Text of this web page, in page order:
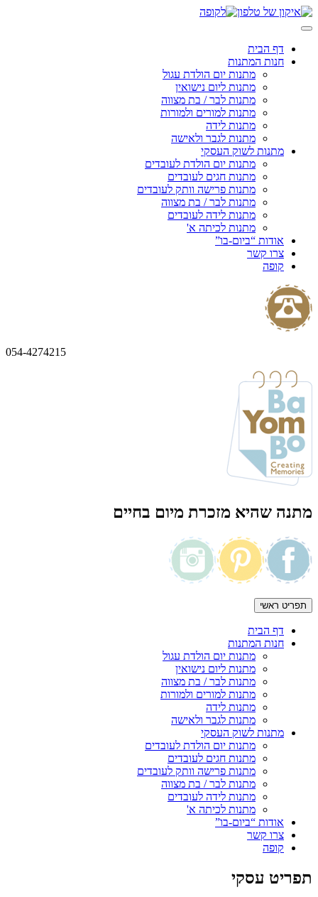
Skip
to
דף הבית
חנות המתנות
מתנות יום הולדת עגול
מתנות ליום נישואין
מתנות לבר / בת מצווה
מתנות למורים ולמורות
מתנות לידה
מתנות לגבר ולאישה
מתנות לשוק העסקי
מתנות יום הולדת לעובדים
מתנות חגים לעובדים
מתנות פרישה וותק לעובדים
מתנות לבר / בת מצווה
מתנות לידה לעובדים
מתנות לכיתה א'
אודות “ביום-בו”
צרו קשר
קופה
054-4274215
מתנה שהיא מזכרת מיום בחיים
תפריט ראשי
דף הבית
חנות המתנות
מתנות יום הולדת עגול
מתנות ליום נישואין
מתנות לבר / בת מצווה
מתנות למורים ולמורות
מתנות לידה
מתנות לגבר ולאישה
מתנות לשוק העסקי
מתנות יום הולדת לעובדים
מתנות חגים לעובדים
מתנות פרישה וותק לעובדים
מתנות לבר / בת מצווה
מתנות לידה לעובדים
מתנות לכיתה א'
אודות “ביום-בו”
צרו קשר
קופה
תפריט עסקי